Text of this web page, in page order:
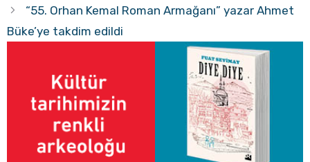
“55. Orhan Kemal Roman Armağanı” yazar Ahmet
Büke’ye takdim edildi